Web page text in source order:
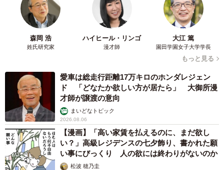
森岡 浩
姓氏研究家
ハイヒール・リンゴ
漫才師
大江 篤
園田学園女子大学学長
もっと見る
愛車は総走行距離17万キロのホンダレジェン
ド 「どなたか欲しい方が居たら」 大御所漫
才師が譲渡の意向
まいどなトピック
2026.08.06
【漫画】「高い家賃を払えるのに、まだ欲し
い？」高級レジデンスの七夕飾り、書かれた願
い事にびっくり 人の欲には終わりがないのか
松波 穂乃圭